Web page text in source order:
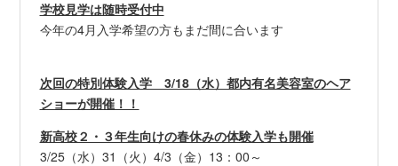
学校見学は随時受付中
今年の4月入学希望の方もまだ間に合います
次回の特別体験入学 3/18（水）都内有名美容室のヘア
ショーが開催！！
新高校２・３年生向けの春休みの体験入学も開催
3/25（水）31（火）4/3（金）13：00～